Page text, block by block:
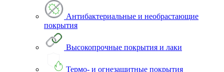
Антибактериальные и необрастающие
покрытия
Высокопрочные покрытия и лаки
Термо- и огнезащитные покрытия